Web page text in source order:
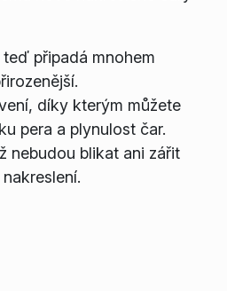
teď připadá mnohem
díky kterým můžete
pera a plynulost čar.
nebudou blikat ani zářit